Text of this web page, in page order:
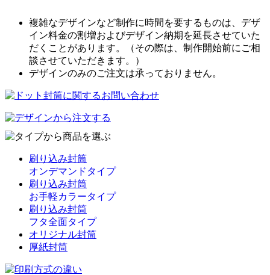
複雑なデザインなど制作に時間を要するものは、デザ
イン料金の割増およびデザイン納期を延長させていた
だくことがあります。（その際は、制作開始前にご相
談させていただきます。）
デザインのみのご注文は承っておりません。
刷り込み封筒
オンデマンドタイプ
刷り込み封筒
お手軽カラータイプ
刷り込み封筒
フタ全面タイプ
オリジナル封筒
厚紙封筒